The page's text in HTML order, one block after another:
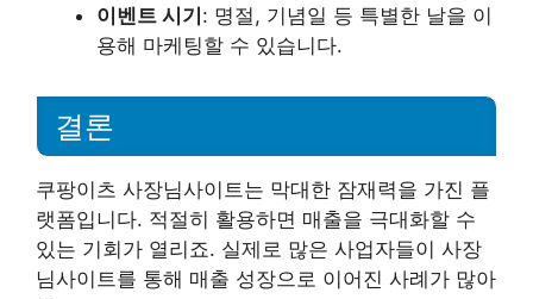
이벤트 시기 : 명절, 기념일 등 특별한 날을 이
용해 마케팅할 수 있습니다.
결론
쿠팡이츠 사장님사이트는 막대한 잠재력을 가진 플
랫폼입니다. 적절히 활용하면 매출을 극대화할 수
있는 기회가 열리죠. 실제로 많은 사업자들이 사장
님사이트를 통해 매출 성장으로 이어진 사례가 많아